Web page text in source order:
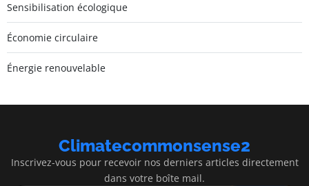
Sensibilisation écologique
Économie circulaire
Énergie renouvelable
Climatecommonsense2
Inscrivez-vous pour recevoir nos derniers articles directement
dans votre boîte mail.